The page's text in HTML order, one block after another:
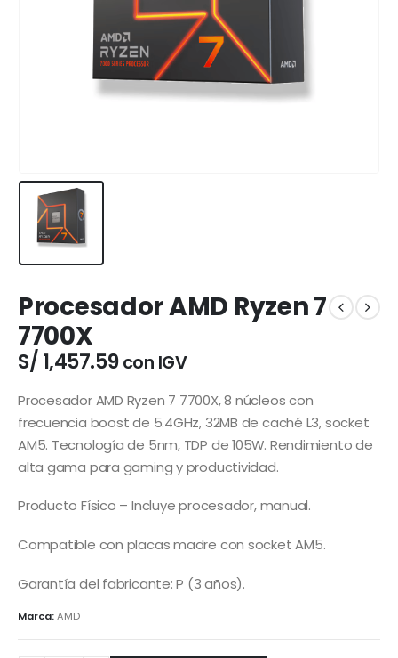
Procesador AMD Ryzen 7
7700X
S/ 1,457.59 con IGV
Procesador AMD Ryzen 7 7700X, 8 núcleos con
frecuencia boost de 5.4GHz, 32MB de caché L3, socket
AM5. Tecnología de 5nm, TDP de 105W. Rendimiento de
alta gama para gaming y productividad.
Producto Físico – Incluye procesador, manual.
Compatible con placas madre con socket AM5.
Garantía del fabricante: P (3 años).
Marca:AMD